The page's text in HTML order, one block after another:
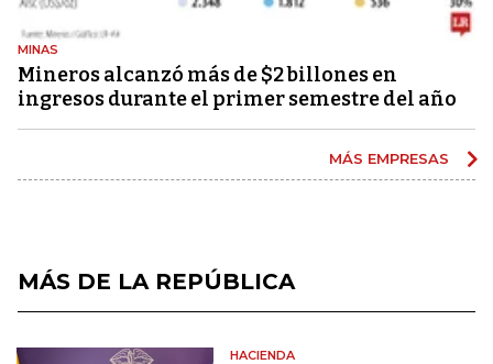
MINAS
Mineros alcanzó más de $2 billones en
ingresos durante el primer semestre del año
MÁS EMPRESAS
MÁS DE LA REPÚBLICA
HACIENDA